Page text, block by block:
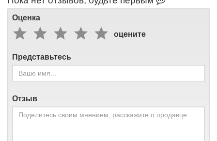
Оценка
оцените
Представьтесь
Отзыв